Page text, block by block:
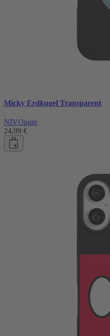
Micky Erdkugel Transparent
NIVOpure
24,99 €